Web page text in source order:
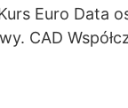
Euro Data
CAD